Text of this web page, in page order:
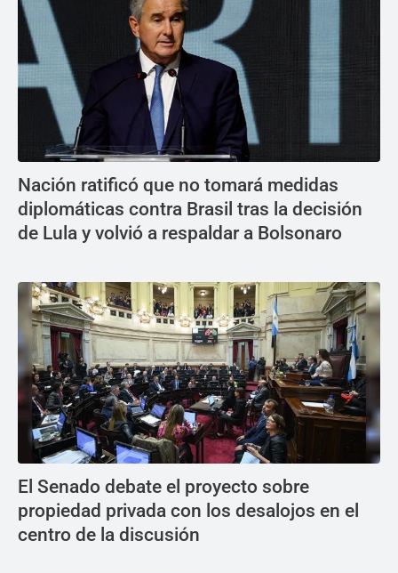
Nación ratificó que no tomará medidas
diplomáticas contra Brasil tras la decisión
de Lula y volvió a respaldar a Bolsonaro
El Senado debate el proyecto sobre
propiedad privada con los desalojos en el
centro de la discusión